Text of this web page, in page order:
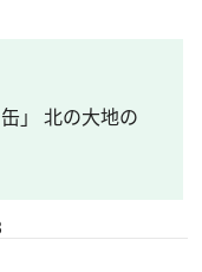
」 北の大地の